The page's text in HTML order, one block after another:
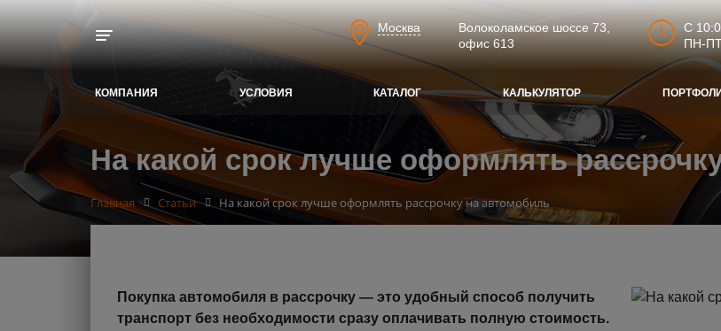
Toggle navigation
Москва
Волоколамское шоссе 73,
офис 613
C
ПН-
КОМПАНИЯ УСЛОВИЯ КАТАЛОГ КАЛЬКУЛЯТОР
На какой срок лучше оформлять
Главная Статьи На какой срок лучше оформлять рассрочку на автомобиль
Покупка автомобиля в рассрочку — это удобный способ получить
транспорт без необходимости сразу оплачивать полную стоимость.